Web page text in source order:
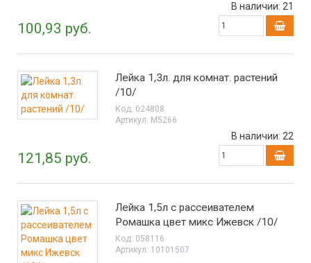
100,93 руб.
В наличии: 21
Лейка 1,3л. для комнат. растений
/10/
Код: 024808
Артикул: М5266
121,85 руб.
В наличии: 22
Лейка 1,5л с рассеивателем
Ромашка цвет микс Ижевск /10/
Код: 058116
Артикул: 10101507